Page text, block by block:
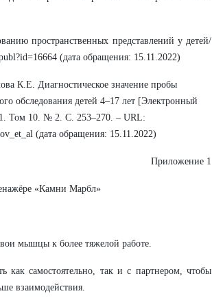
пространственных представлений у детей/
(дата обращения: 15.11.2022)
К.Е. Диагностическое значение пробы
обследования детей 4–17 лет [Электронный
Том 10. № 2. С. 253–270. – URL:
(дата обращения: 15.11.2022)
Приложение 1
«Камни Марбл»
мышцы к более тяжелой работе.
самостоятельно, так и с партнером, чтобы
взаимодействия.